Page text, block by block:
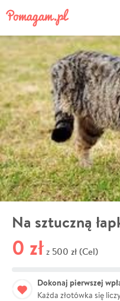
Na sztuczną
0 zł z 500 zł (Cel)
Dokonaj pierwszej
Każda złotówka się